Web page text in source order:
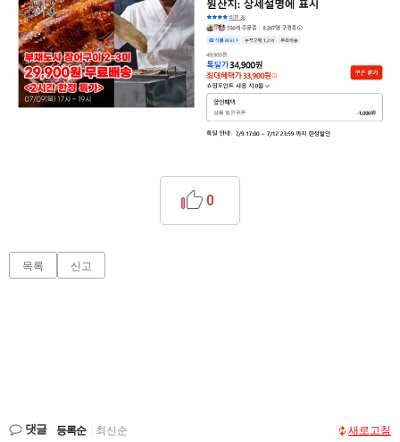
0
목록 신고
댓글 등록순 최신순 새로고침